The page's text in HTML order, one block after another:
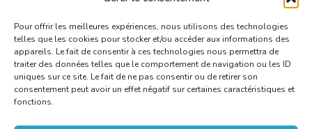
Pour offrir les meilleures expériences, nous utilisons des technologies
telles que les cookies pour stocker et/ou accéder aux informations des
appareils. Le fait de consentir à ces technologies nous permettra de
traiter des données telles que le comportement de navigation ou les ID
uniques sur ce site. Le fait de ne pas consentir ou de retirer son
consentement peut avoir un effet négatif sur certaines caractéristiques et
fonctions.